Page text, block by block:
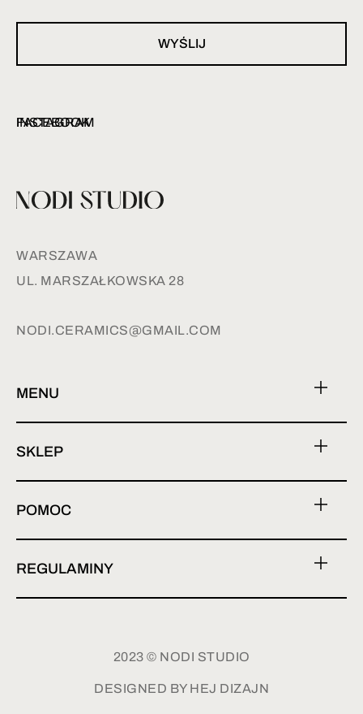
WYŚLIJ
INSTAGRAM
FACEBOOK
WARSZAWA
UL. MARSZAŁKOWSKA 28
NODI.CERAMICS@GMAIL.COM
MENU
SKLEP
POMOC
REGULAMINY
2023 © NODI STUDIO
DESIGNED BY HEJ DIZAJN